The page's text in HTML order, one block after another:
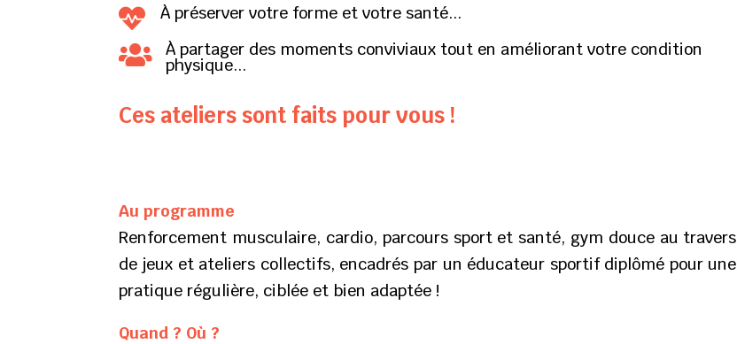
 À préserver votre forme et votre santé...
 À partager des moments conviviaux tout en améliorant votre condition
physique...
Ces ateliers sont faits pour vous !
Au programme
Renforcement musculaire, cardio, parcours sport et santé, gym douce au travers
de jeux et ateliers collectifs, encadrés par un éducateur sportif diplômé pour une
pratique régulière, ciblée et bien adaptée !
Quand ? Où ?